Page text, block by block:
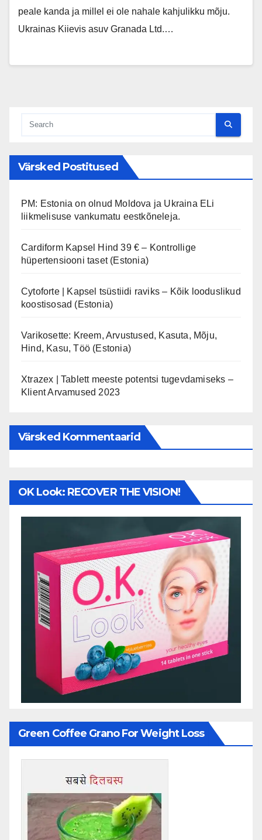
peale kanda ja millel ei ole nahale kahjulikku mõju.
Ukrainas Kiievis asuv Granada Ltd.…
Värsked Postitused
PM: Estonia on olnud Moldova ja Ukraina ELi
liikmelisuse vankumatu eestkõneleja.
Cardiform Kapsel Hind 39 € – Kontrollige
hüpertensiooni taset (Estonia)
Cytoforte | Kapsel tsüstiidi raviks – Kõik looduslikud
koostisosad (Estonia)
Varikosette: Kreem, Arvustused, Kasuta, Mõju,
Hind, Kasu, Töö (Estonia)
Xtrazex | Tablett meeste potentsi tugevdamiseks –
Klient Arvamused 2023
Värsked Kommentaarid
OK Look: RECOVER THE VISION!
Green Coffee Grano For Weight Loss